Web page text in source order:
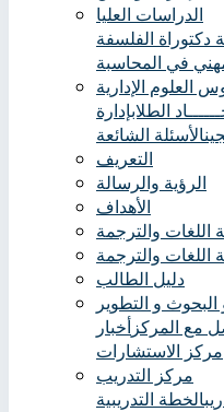
الدراسات العليا
العلوم الإدارية
الطلابإدارة
الأسئلة الشائعة
التعريف
الرؤية والرسالة
الأهداف
اللغات والترجمة
اللغات والترجمة
دليل الطالب
و التطوير
مع المركزأخبار
مركز الاستشارات
مركز التدريب
الخطة التدريبية